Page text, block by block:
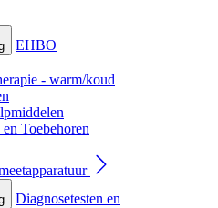
EHBO
- warm/koud
Toebehoren
Diagnosetesten en